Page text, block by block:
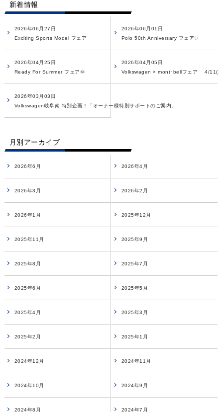
新着情報
2026年06月27日
Exciting Sports Model フェア
2026年06月01日
Polo 50th Anniversary フェア✨
2026年04月25日
Ready For Summer フェア🌞
2026年04月05日
Volkswagen × mont･bellフェア 4/11(
2026年03月03日
Volkswagen岐阜南 特別企画！「オーナー様特別サポートのご案内」
月別アーカイブ
2026年6月 2026年4月
2026年3月 2026年2月
2026年1月 2025年12月
2025年11月 2025年9月
2025年8月 2025年7月
2025年6月 2025年5月
2025年4月 2025年3月
2025年2月 2025年1月
2024年12月 2024年11月
2024年10月 2024年9月
2024年8月 2024年7月